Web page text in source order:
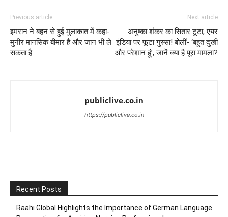
Previous article
इमरान ने बहन से हुई मुलाकात में कहा-
मुनीर मानसिक बीमार है और जान भी ले
सकता है
Next article
अनुष्का शंकर का सितार टूटा, एयर
इंडिया पर फूटा गुस्सा! बोलीं- ‘बहुत दुखी
और परेशान हूं’, जानें क्या है पूरा मामला?
publiclive.co.in
https://publiclive.co.in
Recent Posts
Raahi Global Highlights the Importance of German Language